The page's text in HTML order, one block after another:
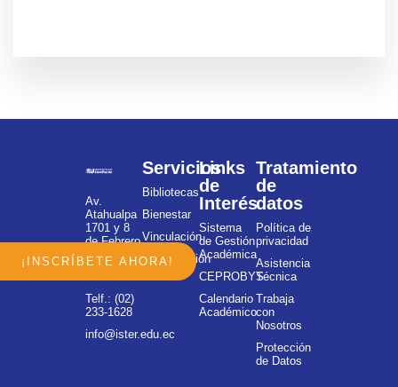
¡INSCRÍBETE AHORA!
Av.
Atahualpa
1701 y 8
de Febrero
Telf.: (02)
Telf.: (02)
233-1628
info@ister.edu.ec
Servicios
Bibliotecas
Bienestar
Vinculación
Investigación
Links
de
Interés
Sistema
de Gestión
Académica
CEPROBYS
Calendario
Académico
Tratamiento
de
datos
Política de
privacidad
Asistencia
Técnica
Trabaja
con
Nosotros
Protección
de Datos